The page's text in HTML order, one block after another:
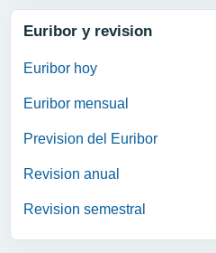
Euribor y revision
Euribor hoy
Euribor mensual
Prevision del Euribor
Revision anual
Revision semestral